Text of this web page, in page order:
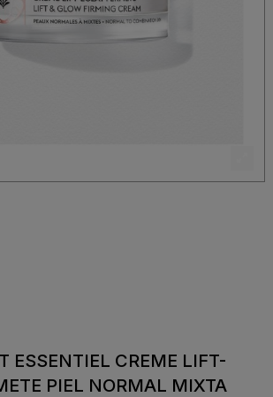
ESSENTIEL CREME LIFT-
PIEL NORMAL MIXTA